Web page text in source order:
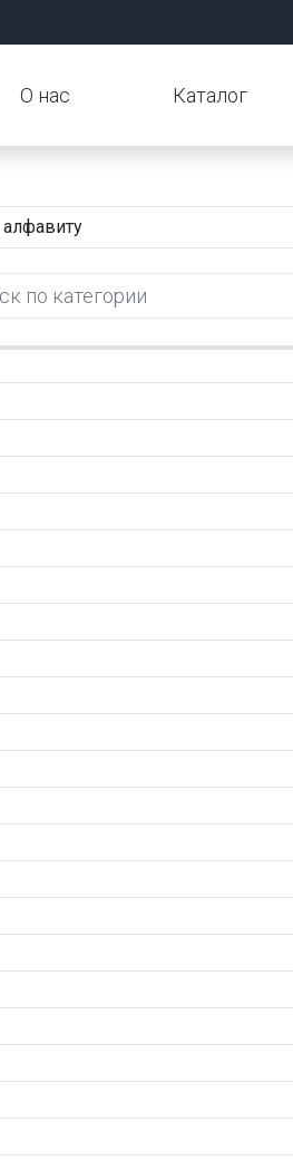
О нас Каталог